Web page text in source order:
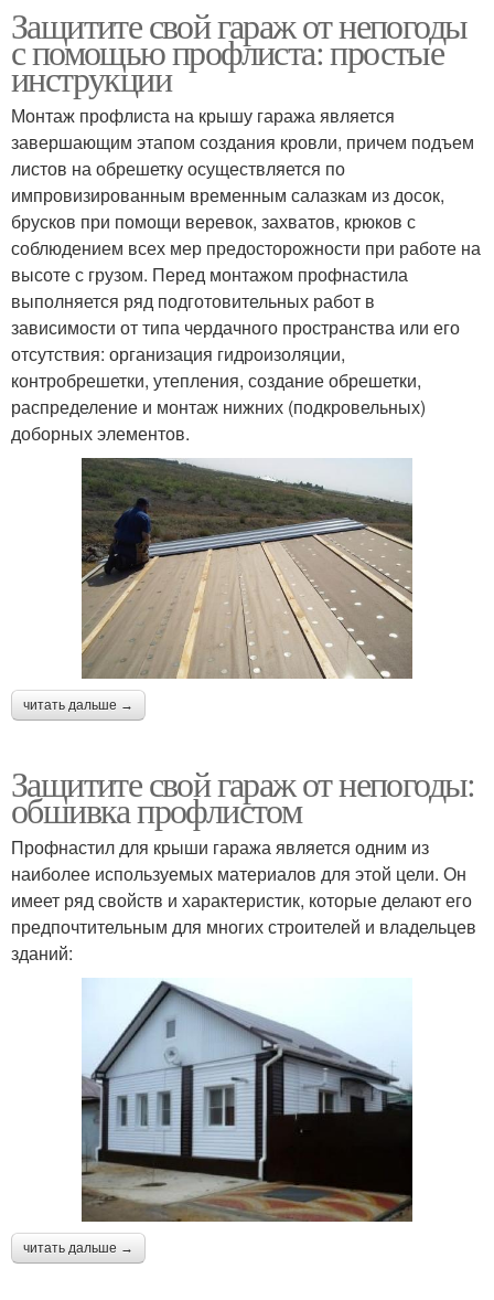
Защитите свой гараж от непогоды
с помощью профлиста: простые
инструкции
Монтаж профлиста на крышу гаража является
завершающим этапом создания кровли, причем подъем
листов на обрешетку осуществляется по
импровизированным временным салазкам из досок,
брусков при помощи веревок, захватов, крюков с
соблюдением всех мер предосторожности при работе на
высоте с грузом. Перед монтажом профнастила
выполняется ряд подготовительных работ в
зависимости от типа чердачного пространства или его
отсутствия: организация гидроизоляции,
контробрешетки, утепления, создание обрешетки,
распределение и монтаж нижних (подкровельных)
доборных элементов.
читать дальше →
Защитите свой гараж от непогоды:
обшивка профлистом
Профнастил для крыши гаража является одним из
наиболее используемых материалов для этой цели. Он
имеет ряд свойств и характеристик, которые делают его
предпочтительным для многих строителей и владельцев
зданий:
читать дальше →